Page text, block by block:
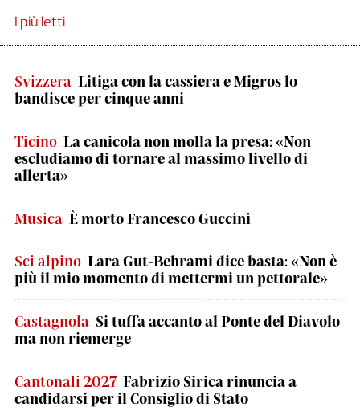
I più letti
Svizzera Litiga con la cassiera e Migros lo
bandisce per cinque anni
Ticino La canicola non molla la presa: «Non
escludiamo di tornare al massimo livello di
allerta»
Musica È morto Francesco Guccini
Sci alpino Lara Gut-Behrami dice basta: «Non è
più il mio momento di mettermi un pettorale»
Castagnola Si tuffa accanto al Ponte del Diavolo
ma non riemerge
Cantonali 2027 Fabrizio Sirica rinuncia a
candidarsi per il Consiglio di Stato